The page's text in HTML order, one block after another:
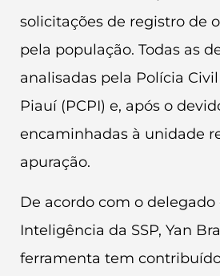
solicitações de registro de
pela população. Todas as
analisadas pela Polícia
Piauí (PCPI) e, após o
encaminhadas à unidade
apuração.
De acordo com o
Inteligência da SSP, Yan
ferramenta tem